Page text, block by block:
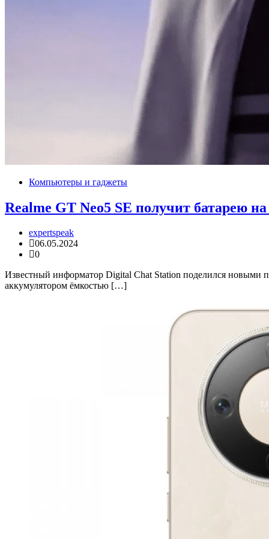
Компьютеры и гаджеты
Realme GT Neo5 SE получит батарею
expertspeak
06.05.2024
0
Известный информатор Digital Chat Station поделился новыми
аккумулятором ёмкостью […]